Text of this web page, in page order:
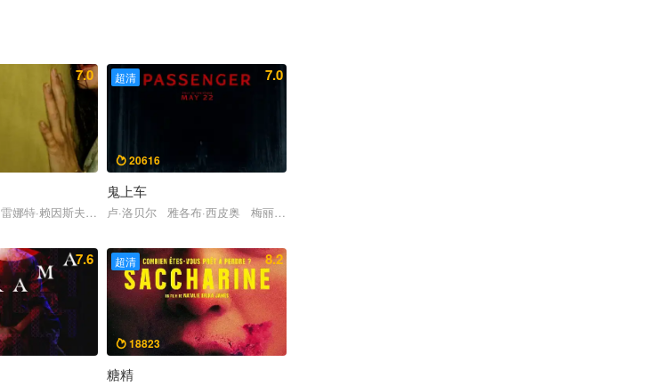
7.0
娜特·赖因斯夫 芬恩·本尼特 卢基塔·麦克斯韦尔 马克·杜普拉斯
超清 7.0
20616
鬼上车
卢·洛贝尔 雅各布·西皮奥 梅丽莎·里奥 德薇埃尔·约翰逊 邦妮·迪肖恩
7.6 超清 8.2
18823
糖精